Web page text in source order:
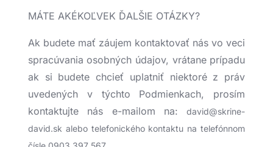
MÁTE AKÉKOĽVEK ĎALŠIE OTÁZKY?
Ak budete mať záujem kontaktovať nás vo veci
spracúvania osobných údajov, vrátane prípadu
ak si budete chcieť uplatniť niektoré z práv
uvedených v týchto Podmienkach, prosím
kontaktujte nás e-mailom na:david@skrine-
david.sk alebo telefonického kontaktu na telefónnom